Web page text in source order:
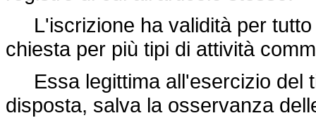
L'iscrizione ha validità per tutto
chiesta per più tipi di attività
Essa legittima all'esercizio del
disposta, salva la osservanza